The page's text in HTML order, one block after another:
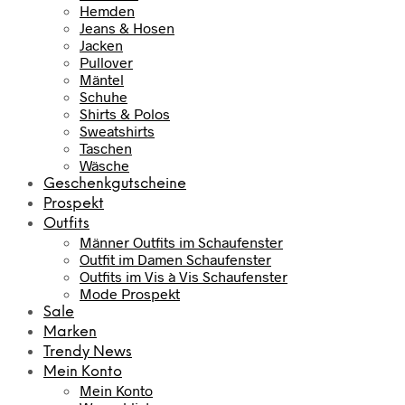
Hemden
Jeans & Hosen
Jacken
Pullover
Mäntel
Schuhe
Shirts & Polos
Sweatshirts
Taschen
Wäsche
Geschenkgutscheine
Prospekt
Outfits
Männer Outfits im Schaufenster
Outfit im Damen Schaufenster
Outfits im Vis à Vis Schaufenster
Mode Prospekt
Sale
Marken
Trendy News
Mein Konto
Mein Konto